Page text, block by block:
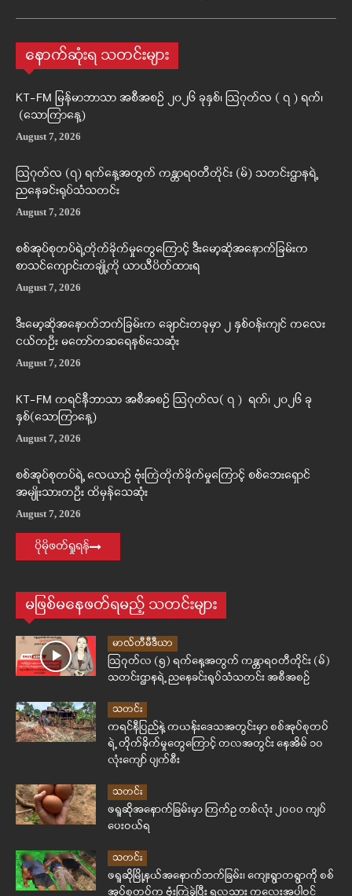
နောက်ဆုံးရ သတင်းများ
KT-FM မြန်မာဘာသာ အစီအစဉ် ၂၀၂၆ ခုနှစ်၊ ဩဂုတ်လ ( ၇ ) ရက်၊
(သောကြာနေ့)
August 7, 2026
ဩဂုတ်လ (၇) ရက်နေ့အတွက် ကန္တာရဝတီတိုင်း (မ်) သတင်းဌာနရဲ့
ညနေခင်းရုပ်သံသတင်း
August 7, 2026
စစ်အုပ်စုတပ်ရဲ့တိုက်ခိုက်မှုတွေကြောင့် ဒီးမော့ဆိုအနောက်ခြမ်းက
စာသင်ကျောင်းတချို့ကို ယာယီပိတ်ထားရ
August 7, 2026
ဒီးမော့ဆိုအနောက်ဘက်ခြမ်းက ချောင်းတခုမှာ ၂ နှစ်ဝန်းကျင် ကလေး
ငယ်တဦး မတော်တဆရေနစ်သေဆုံး
August 7, 2026
KT-FM ကရင်နီဘာသာ အစီအစဉ် ဩဂုတ်လ( ၇ ) ရက်၊ ၂၀၂၆ ခု
နှစ်(သောကြာနေ့)
August 7, 2026
စစ်အုပ်စုတပ်ရဲ့ လေယာဉ် ဗုံးကြဲတိုက်ခိုက်မှုကြောင့် စစ်ဘေးရှောင်
အမျိုးသားတဦး ထိမှန်သေဆုံး
August 7, 2026
ပိုမိုဖတ်ရှုရန်
မဖြစ်မနေဖတ်ရမည့် သတင်းများ
မာလ်တီမီဒီယာ
ဩဂုတ်လ (၅) ရက်နေ့အတွက် ကန္တာရဝတီတိုင်း (မ်)
သတင်းဌာနရဲ့ ညနေခင်းရုပ်သံသတင်း အစီအစဉ်
သတင်း
ကရင်နီပြည်နဲ့ ကယန်းဒေသအတွင်းမှာ စစ်အုပ်စုတပ်
ရဲ့ တိုက်ခိုက်မှုတွေကြောင့် တလအတွင်း နေအိမ် ၁၀
လုံးကျော် ပျက်စီး
သတင်း
ဖရူဆိုအနောက်ခြမ်းမှာ ကြက်ဥ တစ်လုံး ၂၀၀၀ ကျပ်
ပေးဝယ်ရ
သတင်း
ဖရူဆိုမြို့နယ်အနောက်ဘက်ခြမ်း၊ ကျေးရွာတရွာကို စစ်
အုပ်စုတပ်က ဗုံးကြဲခဲ့ပြီး ၅လသား ကလေးအပါဝင်